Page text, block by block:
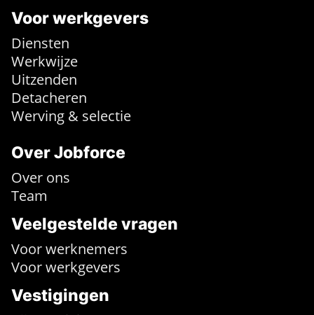
Voor werkgevers
Diensten
Werkwijze
Uitzenden
Detacheren
Werving & selectie
Over Jobforce
Over ons
Team
Veelgestelde vragen
Voor werknemers
Voor werkgevers
Vestigingen